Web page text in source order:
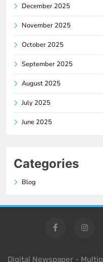
December 2025
November 2025
October 2025
September 2025
August 2025
July 2025
June 2025
Categories
Blog
Digital Newspaper -